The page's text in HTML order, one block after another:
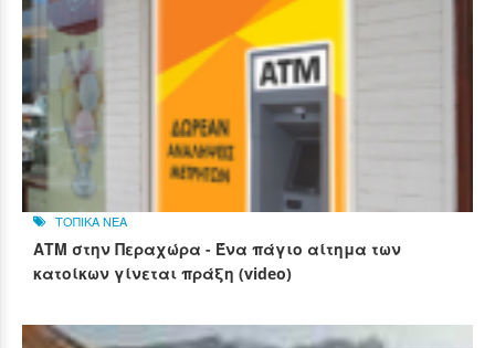
ΤΟΠΙΚΑ ΝΕΑ
ΑΤΜ στην Περαχώρα - Ένα πάγιο αίτημα των
κατοίκων γίνεται πράξη (video)